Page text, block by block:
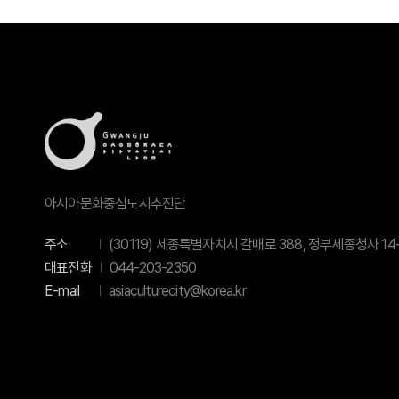
아시아문화중심도시추진단
주소
(30119) 세종특별자치시 갈매로 388, 정부세종청사
대표전화
044-203-2350
E-mail
asiaculturecity@korea.kr